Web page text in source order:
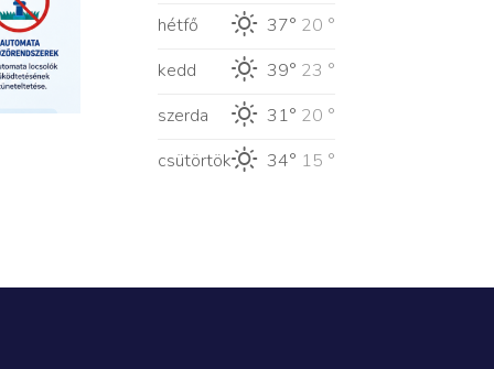
hétfő
37° 20 °
kedd
39° 23 °
szerda
31° 20 °
csütörtök
34° 15 °